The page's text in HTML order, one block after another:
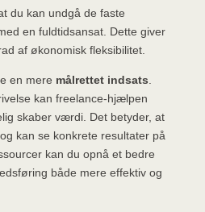
du kan undgå de faste
en fuldtidsansat. Dette giver
af økonomisk fleksibilitet.
en mere målrettet indsats.
kan freelance-hjælpen
skaber værdi. Det betyder, at
kan se konkrete resultater på
kan du opnå et bedre
både mere effektiv og